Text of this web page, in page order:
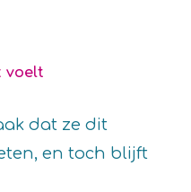
voelt
dat ze dit
en toch blijft